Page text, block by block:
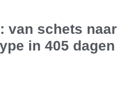
van schets naar
in 405 dagen